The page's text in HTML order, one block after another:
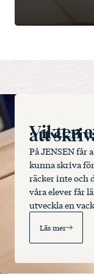
Vikten
att
På JENSEN får
kunna skriva
räcker inte och
våra elever får
utveckla en
Läs mer